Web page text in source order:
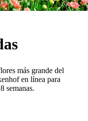
más grande del
en línea para
semanas.